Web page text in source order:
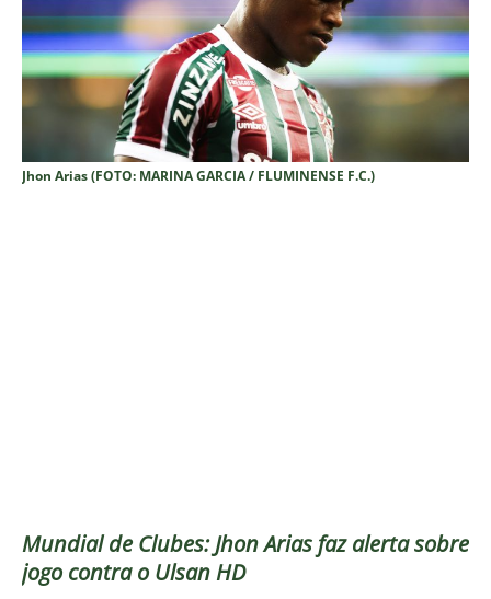
Jhon Arias (FOTO: MARINA GARCIA / FLUMINENSE F.C.)
Mundial de Clubes: Jhon Arias faz alerta sobre
jogo contra o Ulsan HD